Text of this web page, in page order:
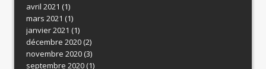
avril 2021 (1)
mars 2021 (1)
janvier 2021 (1)
décembre 2020(2)
novembre 2020(3)
septembre 2020(1)